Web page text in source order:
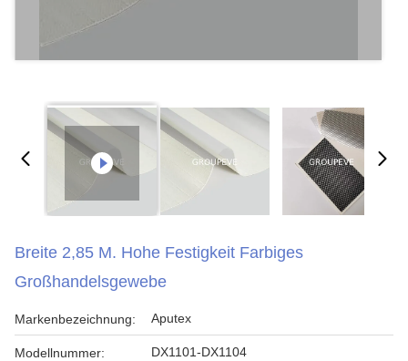
Breite 2,85 M. Hohe Festigkeit Farbiges
Großhandelsgewebe
Markenbezeichnung: Aputex
Modellnummer: DX1101-DX1104